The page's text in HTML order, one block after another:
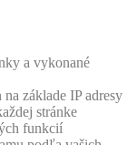
a vykonané
základe IP adresy
stránke
funkcií